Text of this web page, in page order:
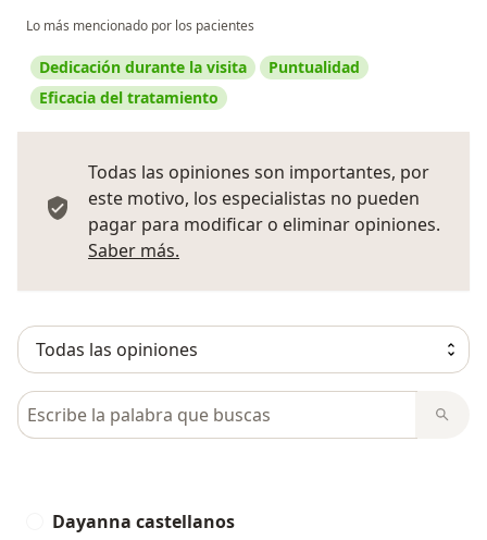
Lo más mencionado por los pacientes
Dedicación durante la visita
Puntualidad
Eficacia del tratamiento
Todas las opiniones son importantes, por
este motivo, los especialistas no pueden
pagar para modificar o eliminar opiniones.
Saber más.
Busca en opiniones
Dayanna castellanos